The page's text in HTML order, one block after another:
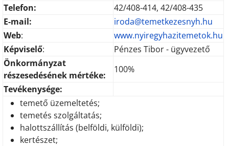
Telefon:
42/408-414, 42/408-435
E-mail:
iroda@temetkezesnyh.hu
Web:
www.nyiregyhazitemetok.hu
Képviselő:
Pénzes Tibor - ügyvezető
Önkormányzat
részesedésének mértéke:
100%
Tevékenysége:
temető üzemeltetés;
temetés szolgáltatás;
halottszállítás (belföldi, külföldi);
kertészet;